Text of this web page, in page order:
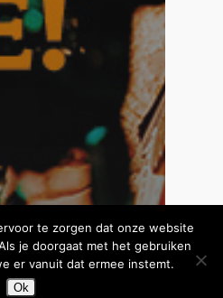
te zorgen dat onze website
je doorgaat met het gebruiken
er vanuit dat ermee instemt.
Ok